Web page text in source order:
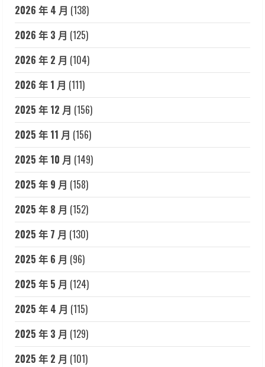
2026 年 4 月 (138)
2026 年 3 月 (125)
2026 年 2 月 (104)
2026 年 1 月 (111)
2025 年 12 月 (156)
2025 年 11 月 (156)
2025 年 10 月 (149)
2025 年 9 月 (158)
2025 年 8 月 (152)
2025 年 7 月 (130)
2025 年 6 月 (96)
2025 年 5 月 (124)
2025 年 4 月 (115)
2025 年 3 月 (129)
2025 年 2 月 (101)